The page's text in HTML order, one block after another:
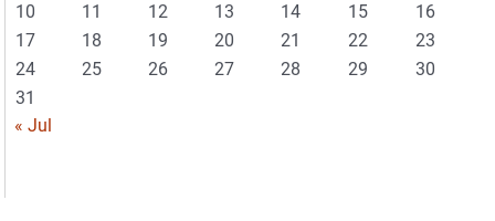
10
11 12 13 14 15
16
17
18 19 20 21 22
23
24
25 26 27 28 29
30
31
« Jul